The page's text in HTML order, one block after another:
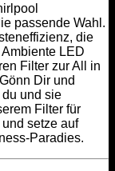
passende Wahl.
die
LED
Filter zur All in
Dir und
und sie
Filter für
setze auf
Paradies.